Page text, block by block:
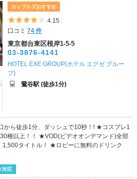
カップルズおすすめ
5つ星のうち4
4.15
口コミ74 件
東京都台東区根岸1-5-5
03-3876-4141
HOTEL EXE GROUP(ホテル エグゼ グルー
プ)
鶯谷駅 (徒歩1分)
ら徒歩1分、ダッシュで10秒！! ★コスプレ1
種以上！！ ★VOD(ビデオオンデマンド)全部
タイトル！ ★ロビーに無料のドリンク
対応